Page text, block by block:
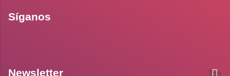
Síganos
Newsletter